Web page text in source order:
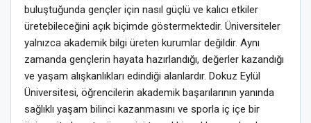
buluştuğunda gençler için nasıl güçlü ve kalıcı etkiler
üretebileceğini açık biçimde göstermektedir. Üniversiteler
yalnızca akademik bilgi üreten kurumlar değildir. Aynı
zamanda gençlerin hayata hazırlandığı, değerler kazandığı
ve yaşam alışkanlıkları edindiği alanlardır. Dokuz Eylül
Üniversitesi, öğrencilerin akademik başarılarının yanında
sağlıklı yaşam bilinci kazanmasını ve sporla iç içe bir